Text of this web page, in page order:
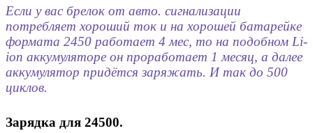
Если у вас брелок от авто. сигнализации
потребляет хороший ток и на хорошей батарейке
формата 2450 работает 4мес, то на подобном Li-
ion аккумуляторе он проработает 1месяц, а далее
аккумулятор придётся заряжать. И так до 500
циклов.
Зарядка для 24500.